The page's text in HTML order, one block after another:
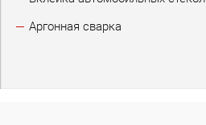
Аргонная сварка